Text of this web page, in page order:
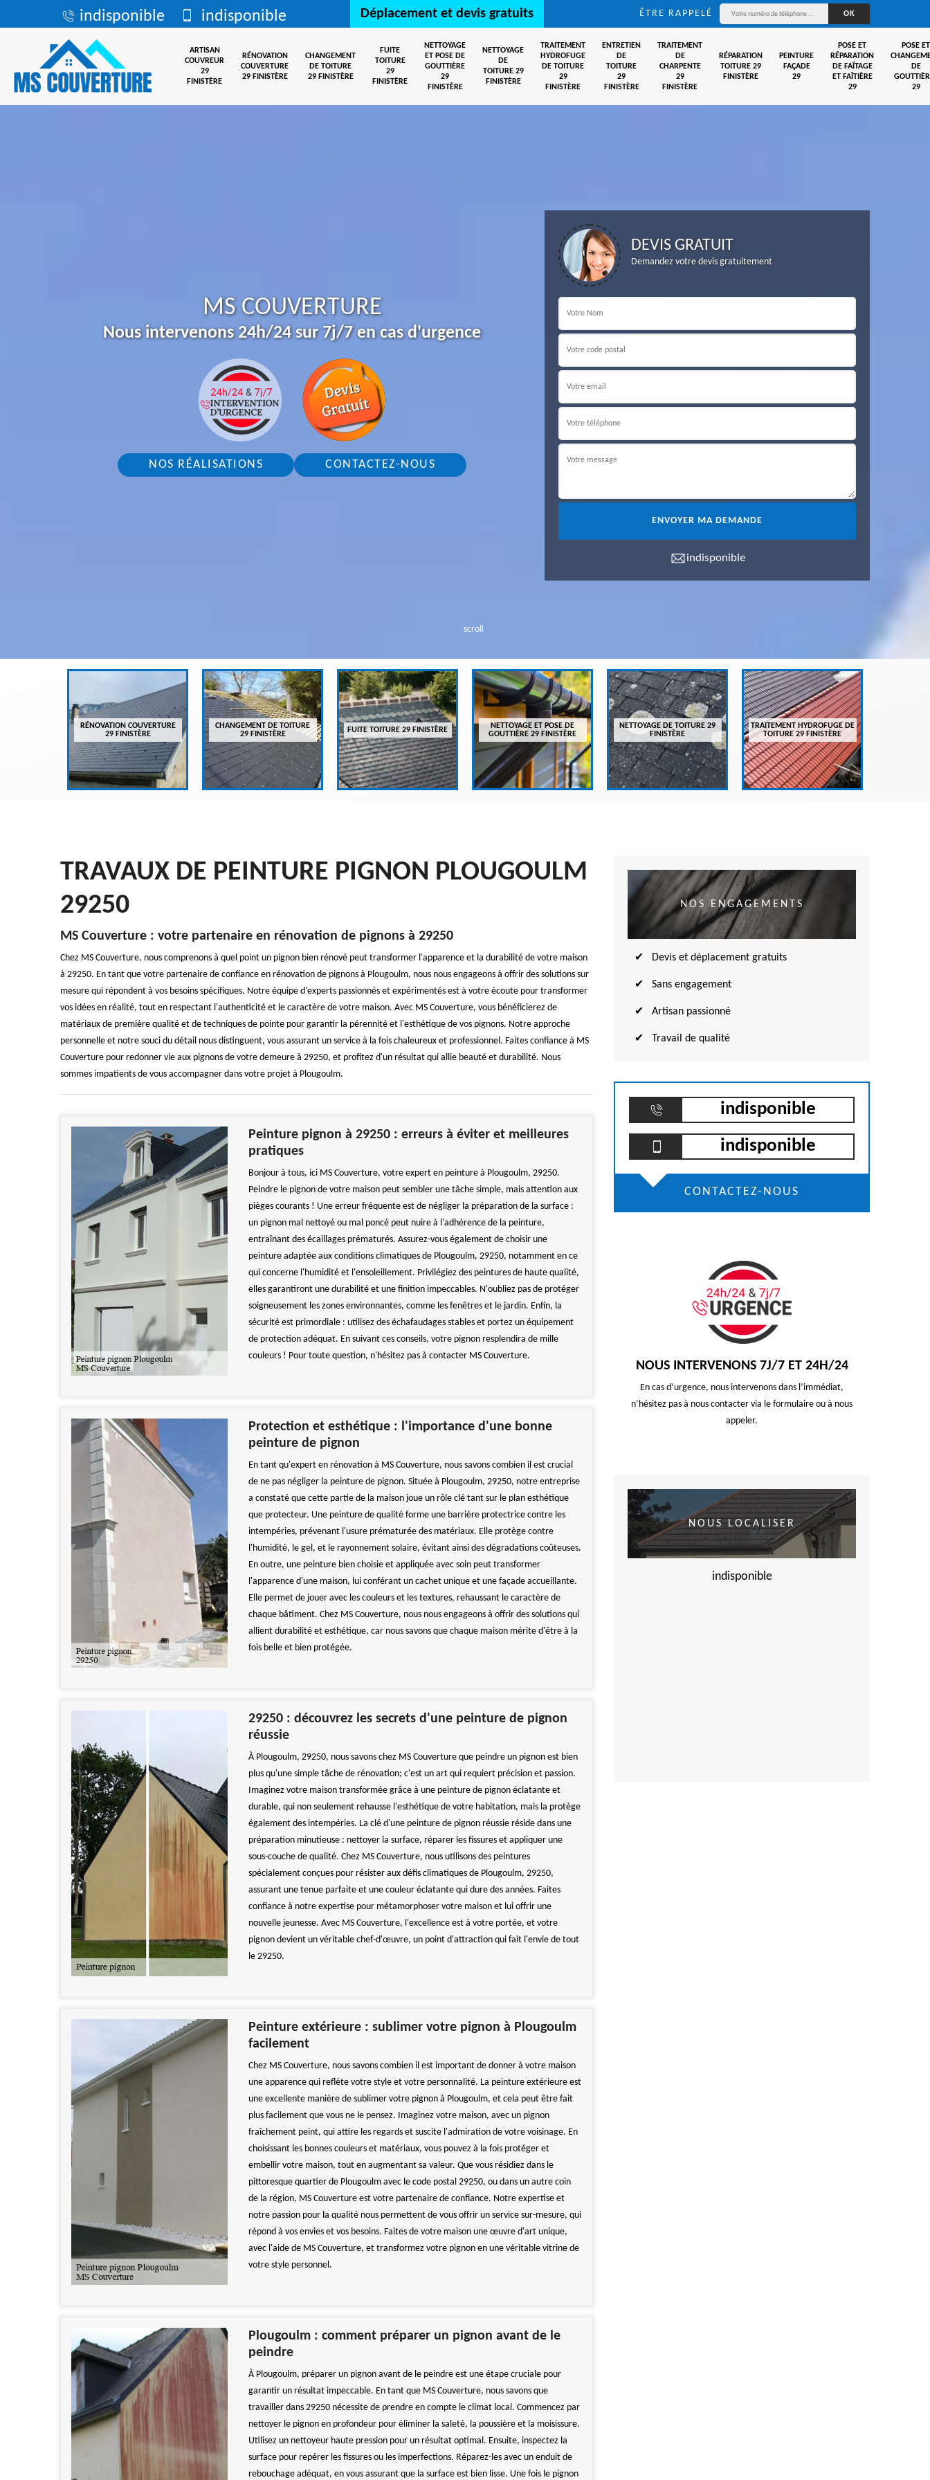
indisponible indisponible Déplacement et devis gratuits ÊTRE RAPPELÉ
ARTISAN
COUVREUR
29
FINISTÈRE
RÉNOVATION
COUVERTURE
29 FINISTÈRE
CHANGEMENT
DE TOITURE
29 FINISTÈRE
FUITE
TOITURE
29
FINISTÈRE
NETTOYAGE
ET POSE DE
GOUTTIÈRE
29
FINISTÈRE
NETTOYAGE
DE
TOITURE 29
FINISTÈRE
TRAITEMENT
HYDROFUGE
DE TOITURE
29
FINISTÈRE
ENTRETIEN
DE
TOITURE
29
FINISTÈRE
TRAITEMENT
DE
CHARPENTE
29
FINISTÈRE
RÉPARATION
TOITURE 29
FINISTÈRE
PEINTURE
FAÇADE
29
POSE ET
RÉPARATION
DE FAÎTAGE
ET FAÎTIÈRE
29
POSE ET
DE
29
scroll
MS COUVERTURE
Nous intervenons 24h/24 sur 7j/7 en cas d'urgence
NOS RÉALISATIONS CONTACTEZ-NOUS
DEVIS GRATUIT
Demandez votre devis gratuitement
indisponible
RÉNOVATION COUVERTURE
29 FINISTÈRE
CHANGEMENT DE TOITURE
29 FINISTÈRE
FUITE TOITURE 29 FINISTÈRE
NETTOYAGE ET POSE DE
GOUTTIÈRE 29 FINISTÈRE
NETTOYAGE DE TOITURE 29
FINISTÈRE
TRAITEMENT HYDROFUGE DE
TOITURE 29 FINISTÈRE
TRAVAUX DE PEINTURE PIGNON PLOUGOULM
29250
MS Couverture : votre partenaire en rénovation de pignons à 29250
Chez MS Couverture, nous comprenons à quel point un pignon bien rénové peut transformer l'apparence et la durabilité de votre maison
à 29250. En tant que votre partenaire de confiance en rénovation de pignons à Plougoulm, nous nous engageons à offrir des solutions sur
mesure qui répondent à vos besoins spécifiques. Notre équipe d'experts passionnés et expérimentés est à votre écoute pour transformer
vos idées en réalité, tout en respectant l'authenticité et le caractère de votre maison. Avec MS Couverture, vous bénéficierez de
matériaux de première qualité et de techniques de pointe pour garantir la pérennité et l'esthétique de vos pignons. Notre approche
personnelle et notre souci du détail nous distinguent, vous assurant un service à la fois chaleureux et professionnel. Faites confiance à MS
Couverture pour redonner vie aux pignons de votre demeure à 29250, et profitez d'un résultat qui allie beauté et durabilité. Nous
sommes impatients de vous accompagner dans votre projet à Plougoulm.
Peinture pignon à 29250 : erreurs à éviter et meilleures
pratiques
Bonjour à tous, ici MS Couverture, votre expert en peinture à Plougoulm, 29250.
Peindre le pignon de votre maison peut sembler une tâche simple, mais attention aux
pièges courants ! Une erreur fréquente est de négliger la préparation de la surface :
un pignon mal nettoyé ou mal poncé peut nuire à l'adhérence de la peinture,
entraînant des écaillages prématurés. Assurez-vous également de choisir une
peinture adaptée aux conditions climatiques de Plougoulm, 29250, notamment en ce
qui concerne l'humidité et l'ensoleillement. Privilégiez des peintures de haute qualité,
elles garantiront une durabilité et une finition impeccables. N'oubliez pas de protéger
soigneusement les zones environnantes, comme les fenêtres et le jardin. Enfin, la
sécurité est primordiale : utilisez des échafaudages stables et portez un équipement
de protection adéquat. En suivant ces conseils, votre pignon resplendira de mille
couleurs ! Pour toute question, n'hésitez pas à contacter MS Couverture.
Protection et esthétique : l'importance d'une bonne
peinture de pignon
En tant qu'expert en rénovation à MS Couverture, nous savons combien il est crucial
de ne pas négliger la peinture de pignon. Située à Plougoulm, 29250, notre entreprise
a constaté que cette partie de la maison joue un rôle clé tant sur le plan esthétique
que protecteur. Une peinture de qualité forme une barrière protectrice contre les
intempéries, prévenant l'usure prématurée des matériaux. Elle protège contre
l'humidité, le gel, et le rayonnement solaire, évitant ainsi des dégradations coûteuses.
En outre, une peinture bien choisie et appliquée avec soin peut transformer
l'apparence d'une maison, lui conférant un cachet unique et une façade accueillante.
Elle permet de jouer avec les couleurs et les textures, rehaussant le caractère de
chaque bâtiment. Chez MS Couverture, nous nous engageons à offrir des solutions qui
allient durabilité et esthétique, car nous savons que chaque maison mérite d'être à la
fois belle et bien protégée.
29250 : découvrez les secrets d'une peinture de pignon
réussie
À Plougoulm, 29250, nous savons chez MS Couverture que peindre un pignon est bien
plus qu'une simple tâche de rénovation; c'est un art qui requiert précision et passion.
Imaginez votre maison transformée grâce à une peinture de pignon éclatante et
durable, qui non seulement rehausse l'esthétique de votre habitation, mais la protège
également des intempéries. La clé d'une peinture de pignon réussie réside dans une
préparation minutieuse : nettoyer la surface, réparer les fissures et appliquer une
sous-couche de qualité. Chez MS Couverture, nous utilisons des peintures
spécialement conçues pour résister aux défis climatiques de Plougoulm, 29250,
assurant une tenue parfaite et une couleur éclatante qui dure des années. Faites
confiance à notre expertise pour métamorphoser votre maison et lui offrir une
nouvelle jeunesse. Avec MS Couverture, l'excellence est à votre portée, et votre
pignon devient un véritable chef-d'œuvre, un point d'attraction qui fait l'envie de tout
le 29250.
Peinture extérieure : sublimer votre pignon à Plougoulm
facilement
Chez MS Couverture, nous savons combien il est important de donner à votre maison
une apparence qui reflète votre style et votre personnalité. La peinture extérieure est
une excellente manière de sublimer votre pignon à Plougoulm, et cela peut être fait
plus facilement que vous ne le pensez. Imaginez votre maison, avec un pignon
fraîchement peint, qui attire les regards et suscite l'admiration de votre voisinage. En
choisissant les bonnes couleurs et matériaux, vous pouvez à la fois protéger et
embellir votre maison, tout en augmentant sa valeur. Que vous résidiez dans le
pittoresque quartier de Plougoulm avec le code postal 29250, ou dans un autre coin
de la région, MS Couverture est votre partenaire de confiance. Notre expertise et
notre passion pour la qualité nous permettent de vous offrir un service sur-mesure, qui
répond à vos envies et vos besoins. Faites de votre maison une œuvre d'art unique,
avec l'aide de MS Couverture, et transformez votre pignon en une véritable vitrine de
votre style personnel.
Plougoulm : comment préparer un pignon avant de le
peindre
À Plougoulm, préparer un pignon avant de le peindre est une étape cruciale pour
garantir un résultat impeccable. En tant que MS Couverture, nous savons que
travailler dans 29250 nécessite de prendre en compte le climat local. Commencez par
nettoyer le pignon en profondeur pour éliminer la saleté, la poussière et la moisissure.
Utilisez un nettoyeur haute pression pour un résultat optimal. Ensuite, inspectez la
surface pour repérer les fissures ou les imperfections. Réparez-les avec un enduit de
rebouchage adéquat, en vous assurant que la surface est bien lisse. Une fois le pignon
NOS ENGAGEMENTS
Devis et déplacement gratuits
Sans engagement
Artisan passionné
Travail de qualité
indisponible
indisponible
CONTACTEZ-NOUS
NOUS INTERVENONS 7J/7 ET 24H/24
En cas d’urgence, nous intervenons dans l’immédiat,
n’hésitez pas à nous contacter via le formulaire ou à nous
appeler.
NOUS LOCALISER
indisponible